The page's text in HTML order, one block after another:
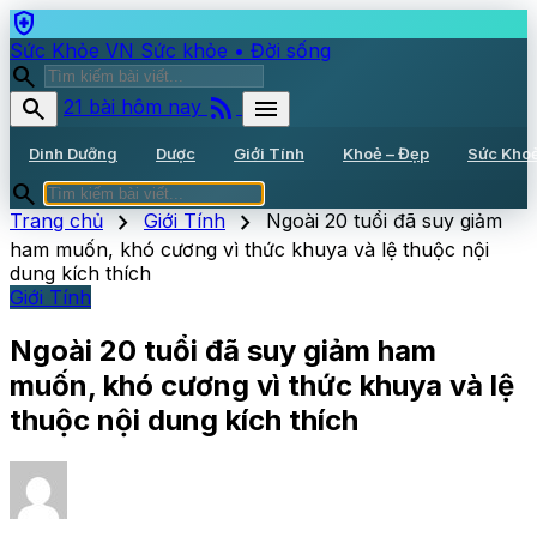
health_and_safety
Sức Khỏe VN Sức khỏe • Đời sống
search
search
21 bài hôm nay rss_feed menu
Dinh Dưỡng Dược Giới Tính Khoẻ – Đẹp Sức
search
Trang chủ chevron_right Giới Tính chevron_right Ngoài 20 tuổi đã suy giảm
ham muốn, khó cương vì thức khuya và lệ thuộc nội
dung kích thích
Giới Tính
Ngoài 20 tuổi đã suy giảm ham
muốn, khó cương vì thức khuya và lệ
thuộc nội dung kích thích